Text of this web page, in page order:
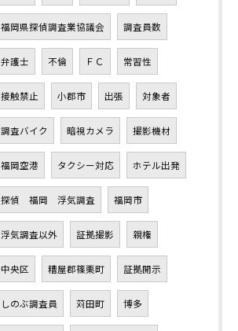
福岡県探偵調査業協議会 調査員数
弁護士 不倫 ＦＣ 常習性
接触禁止 小郡市 出張 対象者
調査バイク 暗視カメラ 撮影機材
福岡空港 タクシー対応 ホテル出発
探偵 福岡 浮気調査 福岡市
浮気調査以外 証拠撮影 親権
中央区 糟屋郡篠栗町 証拠開示
しのぶ調査員 苅田町 博多